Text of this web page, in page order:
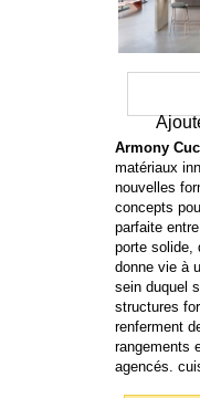
Armony
matériaux
nouvelles
concepts
parfaite
porte solide,
donne vie à
sein duquel
structures
renferment
rangements
agencés.